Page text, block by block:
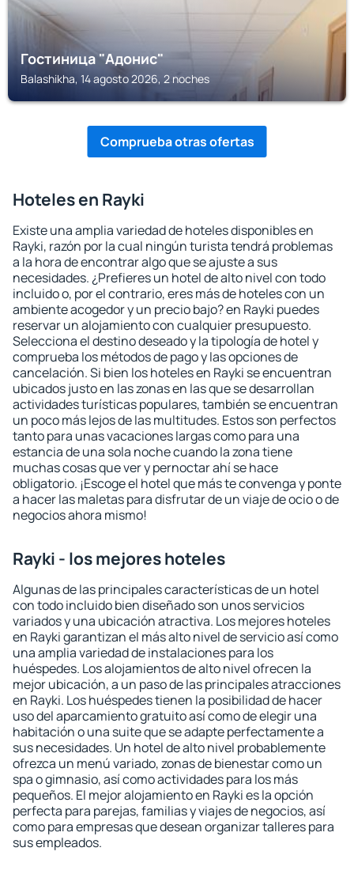
Гостиница "Адонис"
Balashikha, 14 agosto 2026, 2 noches
Comprueba otras ofertas
Hoteles en Rayki
Existe una amplia variedad de hoteles disponibles en
Rayki, razón por la cual ningún turista tendrá problemas
a la hora de encontrar algo que se ajuste a sus
necesidades. ¿Prefieres un hotel de alto nivel con todo
incluido o, por el contrario, eres más de hoteles con un
ambiente acogedor y un precio bajo? en Rayki puedes
reservar un alojamiento con cualquier presupuesto.
Selecciona el destino deseado y la tipología de hotel y
comprueba los métodos de pago y las opciones de
cancelación. Si bien los hoteles en Rayki se encuentran
ubicados justo en las zonas en las que se desarrollan
actividades turísticas populares, también se encuentran
un poco más lejos de las multitudes. Estos son perfectos
tanto para unas vacaciones largas como para una
estancia de una sola noche cuando la zona tiene
muchas cosas que ver y pernoctar ahí se hace
obligatorio. ¡Escoge el hotel que más te convenga y ponte
a hacer las maletas para disfrutar de un viaje de ocio o de
negocios ahora mismo!
Rayki - los mejores hoteles
Algunas de las principales características de un hotel
con todo incluido bien diseñado son unos servicios
variados y una ubicación atractiva. Los mejores hoteles
en Rayki garantizan el más alto nivel de servicio así como
una amplia variedad de instalaciones para los
huéspedes. Los alojamientos de alto nivel ofrecen la
mejor ubicación, a un paso de las principales atracciones
en Rayki. Los huéspedes tienen la posibilidad de hacer
uso del aparcamiento gratuito así como de elegir una
habitación o una suite que se adapte perfectamente a
sus necesidades. Un hotel de alto nivel probablemente
ofrezca un menú variado, zonas de bienestar como un
spa o gimnasio, así como actividades para los más
pequeños. El mejor alojamiento en Rayki es la opción
perfecta para parejas, familias y viajes de negocios, así
como para empresas que desean organizar talleres para
sus empleados.